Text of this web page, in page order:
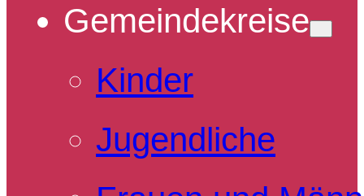
Gemeindekreise
Kinder
Jugendliche